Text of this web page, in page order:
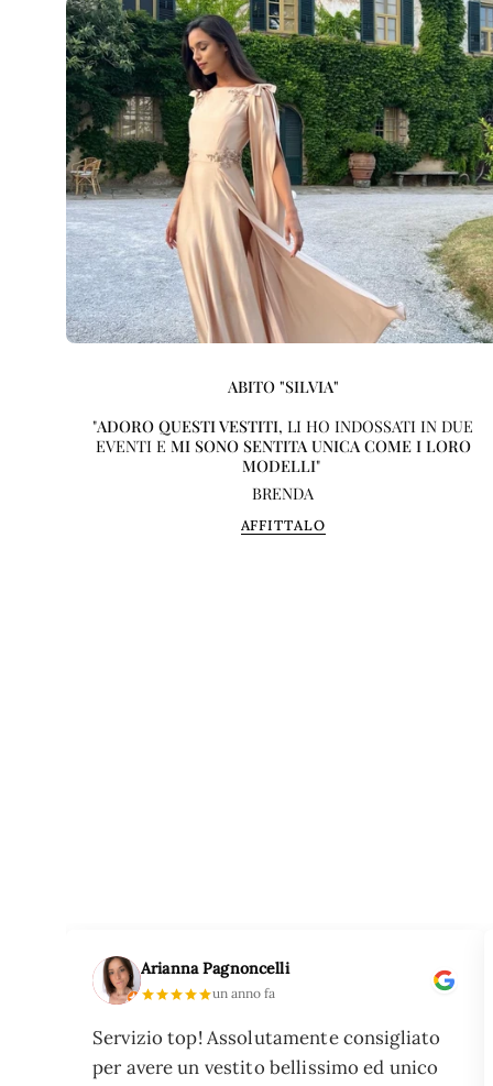
ABITO "SILVIA"
"ADORO QUESTI VESTITI, LI HO INDOSSATI IN DUE
EVENTI E MI SONO SENTITA UNICA COME I LORO
MODELLI"
BRENDA
AFFITTALO
Arianna Pagnoncelli
un anno fa
Servizio top! Assolutamente consigliato
per avere un vestito bellissimo ed unico